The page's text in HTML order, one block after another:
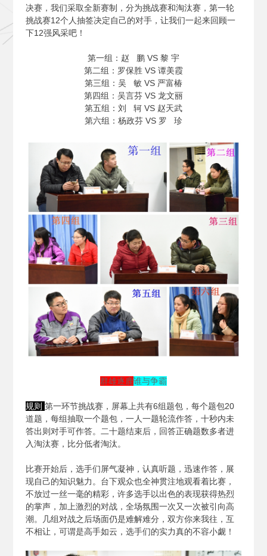
决赛，我们采取全新赛制，分为挑战赛和淘汰赛，第一轮
挑战赛12个人抽签决定自己的对手，让我们一起来回顾一
下12强风采吧！
第一组：赵 鹏 VS 黎 宇
第二组：罗保胜 VS 谭美霞
第三组：吴 敏 VS 严富椿
第四组：吴言芬 VS 龙文丽
第五组：刘 轲 VS 赵天武
第六组：杨政芬 VS 罗 珍
群雄逐鹿谁与争霸
规则 第一环节挑战赛，屏幕上共有6组题包，每个题包20
道题，每组抽取一个题包，一人一题轮流作答，十秒内未
答出则对手可作答。二十题结束后，回答正确题数多者进
入淘汰赛，比分低者淘汰。
比赛开始后，选手们屏气凝神，认真听题，迅速作答，展
现自己的知识魅力。台下观众也全神贯注地观看着比赛，
不放过一丝一毫的精彩，许多选手以出色的表现获得热烈
的掌声，加上激烈的对战，全场氛围一次又一次被引向高
潮。几组对战之后场面仍是难解难分，双方你来我往，互
不相让，可谓是高手如云，选手们的实力真的不容小觑！